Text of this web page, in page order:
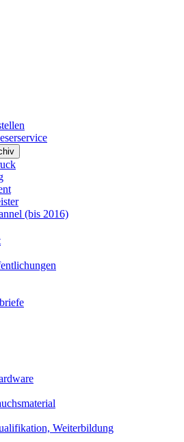
(bis 2016)
Weiterbildung